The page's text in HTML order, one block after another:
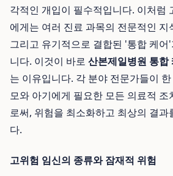
각적인 개입이 필수적입니다. 이처럼
에게는 여러 진료 과목의 전문적인 지
그리고 유기적으로 결합된 '통합 케
니다. 이것이 바로 산본제일병원 통합
는 이유입니다. 각 분야 전문가들이
모와 아기에게 필요한 모든 의료적
로써, 위험을 최소화하고 최상의 결과
다.
고위험 임신의 종류와 잠재적 위험